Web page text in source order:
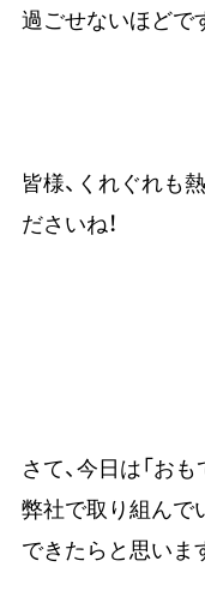
過ごせないほど
皆様、くれぐれも
ださいね！
さて、今日は「お
弊社で取り組んで
できたらと思い